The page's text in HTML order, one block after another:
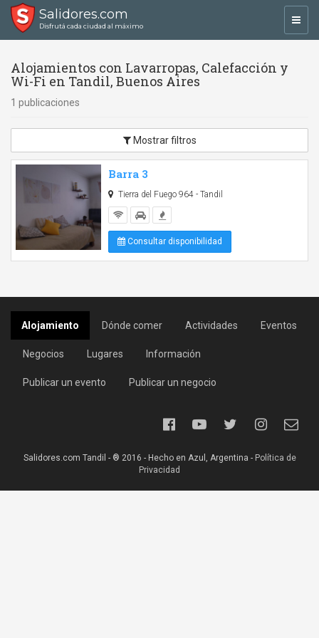
Salidores.com
Disfrutá cada ciudad al máximo
Alojamientos con Lavarropas, Calefacción y
Wi-Fi en Tandil, Buenos Aires
1 publicaciones
Mostrar filtros
Barra 3
Tierra del Fuego 964 - Tandil
Consultar disponibilidad
Alojamiento Dónde comer Actividades Eventos
Negocios Lugares Información
Publicar un evento Publicar un negocio
Salidores.com Tandil - ® 2016 - Hecho en Azul, Argentina - Política de
Privacidad